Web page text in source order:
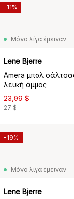
Μόνο λίγα έμειναν
Lene Bjerre
Amera μπολ
λευκή άμμος
23,99 $
27 $
-11%
Μόνο λίγα έμειναν
Lene Bjerre
-19%